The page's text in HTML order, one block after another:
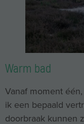
Warm bad
Vanaf moment
ik een bepaald
doorbraak kunnen